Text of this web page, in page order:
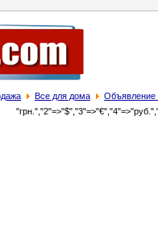
Все для дома Объявление